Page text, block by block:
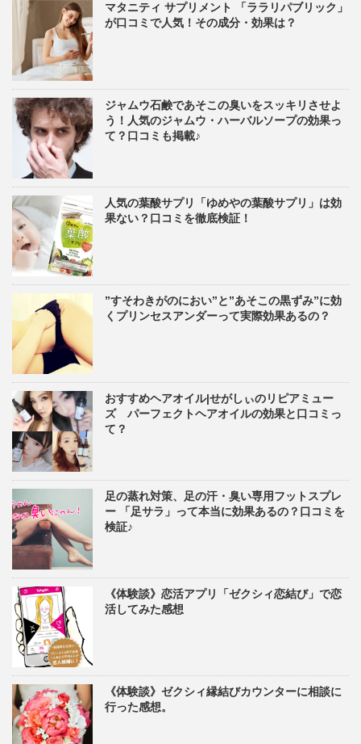
マタニティ サプリメント 「ララリパブリック」
が口コミで人気！その成分・効果は？
ジャムウ石鹸であそこの臭いをスッキリさせよ
う！人気のジャムウ・ハーバルソープの効果っ
て？口コミも掲載♪
人気の葉酸サプリ「ゆめやの葉酸サプリ」は効
果ない？口コミを徹底検証！
”すそわきがのにおい”と”あそこの黒ずみ”に効
くプリンセスアンダーって実際効果あるの？
おすすめヘアオイル|せがしぃのリピアミュー
ズ パーフェクトヘアオイルの効果と口コミっ
て？
足の蒸れ対策、足の汗・臭い専用フットスプレ
ー 「足サラ」って本当に効果あるの？口コミを
検証♪
《体験談》恋活アプリ「ゼクシィ恋結び」で恋
活してみた感想
《体験談》ゼクシィ縁結びカウンターに相談に
行った感想。